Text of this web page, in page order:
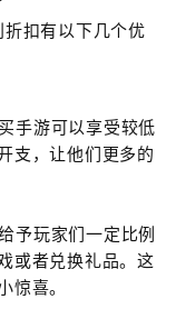
扣有以下几个优
手游可以享受较低
支，让他们更多的
予玩家们一定比例
或者兑换礼品。这
惊喜。